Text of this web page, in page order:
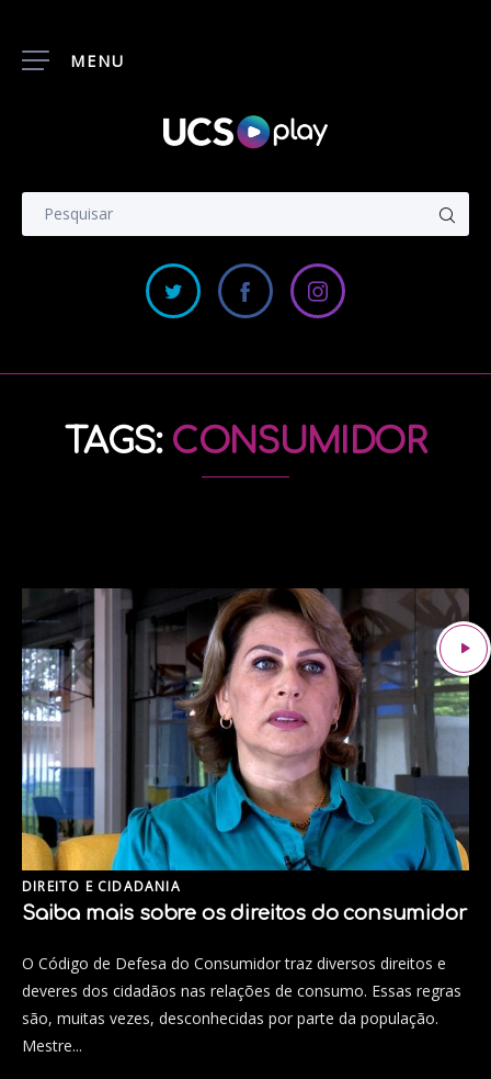
MENU
TAGS: CONSUMIDOR
DIREITO E CIDADANIA
Saiba mais sobre os direitos do consumidor
O Código de Defesa do Consumidor traz diversos direitos e
deveres dos cidadãos nas relações de consumo. Essas regras
são, muitas vezes, desconhecidas por parte da população.
Mestre...